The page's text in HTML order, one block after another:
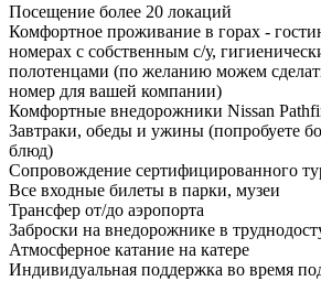
Посещение более 20 локаций
Комфортное проживание в горах -
номерах с собственным с/у,
полотенцами (по желанию можем
номер для вашей компании)
Комфортные внедорожники Nissan
Завтраки, обеды и ужины (попробуете
блюд)
Сопровождение сертифицированного
Все входные билеты в парки, музеи
Трансфер от/до аэропорта
Заброски на внедорожнике в
Атмосферное катание на катере
Индивидуальная поддержка во время